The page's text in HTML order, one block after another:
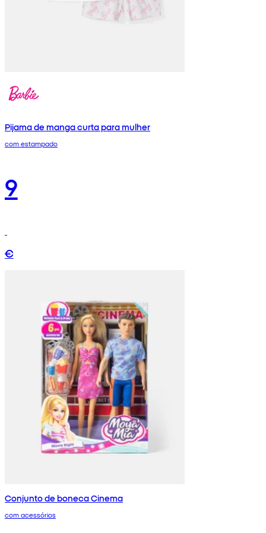
Pijama de manga curta para mulher
com estampado
9
€
Conjunto de boneca Cinema
com acessórios